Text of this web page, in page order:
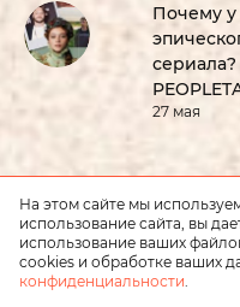
Почему у
27 мая
На этом сайте мы
использование сайта, вы
использование ваших
cookies и обработке ваших
конфиденциальности.